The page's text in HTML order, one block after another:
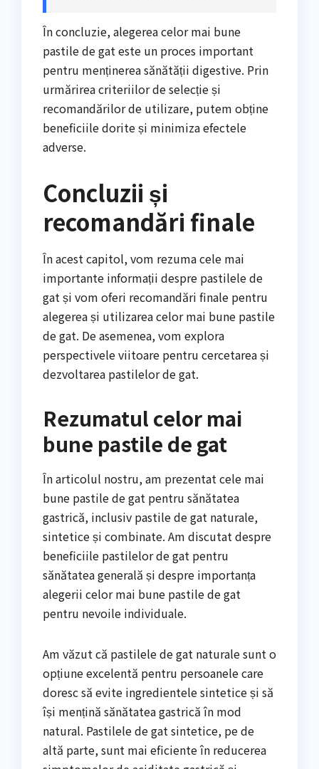
În concluzie, alegerea celor mai bune
pastile de gat este un proces important
pentru menținerea sănătății digestive. Prin
urmărirea criteriilor de selecție și
recomandărilor de utilizare, putem obține
beneficiile dorite și minimiza efectele
adverse.
Concluzii și
recomandări finale
În acest capitol, vom rezuma cele mai
importante informații despre pastilele de
gat și vom oferi recomandări finale pentru
alegerea și utilizarea celor mai bune pastile
de gat. De asemenea, vom explora
perspectivele viitoare pentru cercetarea și
dezvoltarea pastilelor de gat.
Rezumatul celor mai
bune pastile de gat
În articolul nostru, am prezentat cele mai
bune pastile de gat pentru sănătatea
gastrică, inclusiv pastile de gat naturale,
sintetice și combinate. Am discutat despre
beneficiile pastilelor de gat pentru
sănătatea generală și despre importanța
alegerii celor mai bune pastile de gat
pentru nevoile individuale.
Am văzut că pastilele de gat naturale sunt o
opțiune excelentă pentru persoanele care
doresc să evite ingredientele sintetice și să
își mențină sănătatea gastrică în mod
natural. Pastilele de gat sintetice, pe de
altă parte, sunt mai eficiente în reducerea